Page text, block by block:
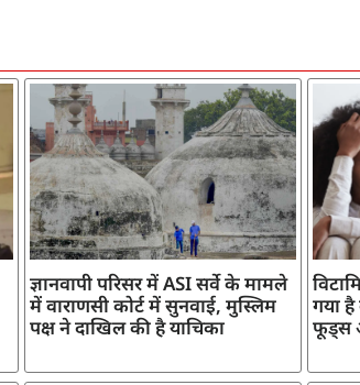
ज्ञानवापी परिसर में ASI सर्वे के मामले
में वाराणसी कोर्ट में सुनवाई, मुस्लिम
पक्ष ने दाखिल की है याचिका
गया
फूड्स